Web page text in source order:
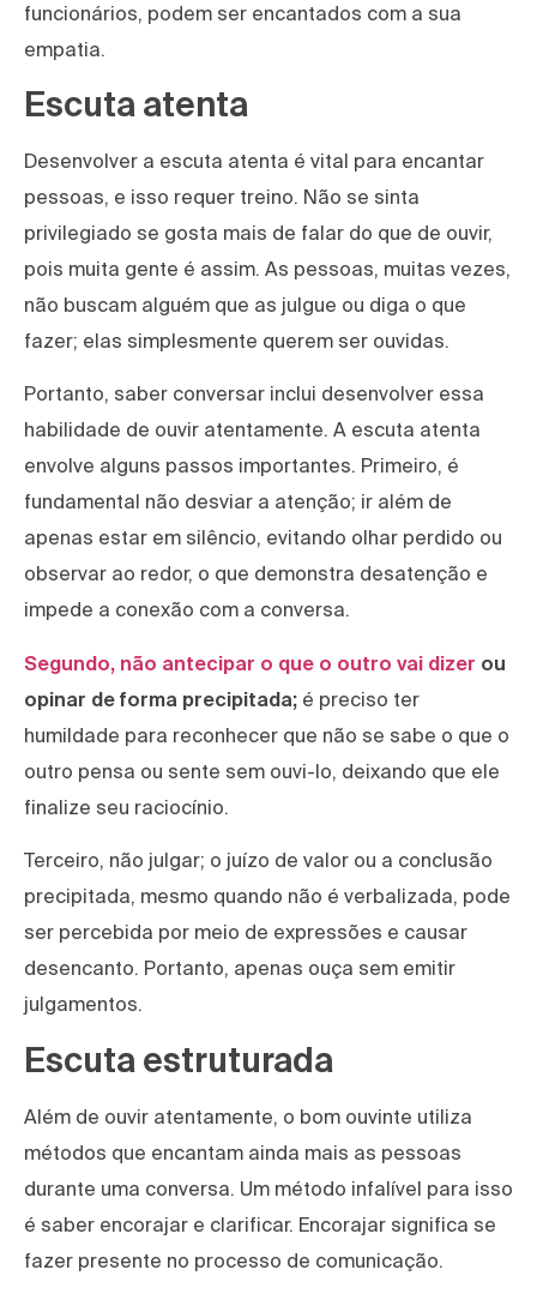
funcionários, podem ser encantados com a sua
empatia.
Escuta atenta
Desenvolver a escuta atenta é vital para encantar
pessoas, e isso requer treino. Não se sinta
privilegiado se gosta mais de falar do que de ouvir,
pois muita gente é assim. As pessoas, muitas vezes,
não buscam alguém que as julgue ou diga o que
fazer; elas simplesmente querem ser ouvidas.
Portanto, saber conversar inclui desenvolver essa
habilidade de ouvir atentamente. A escuta atenta
envolve alguns passos importantes. Primeiro, é
fundamental não desviar a atenção; ir além de
apenas estar em silêncio, evitando olhar perdido ou
observar ao redor, o que demonstra desatenção e
impede a conexão com a conversa.
Segundo, não antecipar o que o outro vai dizer ou
opinar de forma precipitada; é preciso ter
humildade para reconhecer que não se sabe o que o
outro pensa ou sente sem ouvi-lo, deixando que ele
finalize seu raciocínio.
Terceiro, não julgar; o juízo de valor ou a conclusão
precipitada, mesmo quando não é verbalizada, pode
ser percebida por meio de expressões e causar
desencanto. Portanto, apenas ouça sem emitir
julgamentos.
Escuta estruturada
Além de ouvir atentamente, o bom ouvinte utiliza
métodos que encantam ainda mais as pessoas
durante uma conversa. Um método infalível para isso
é saber encorajar e clarificar. Encorajar significa se
fazer presente no processo de comunicação.